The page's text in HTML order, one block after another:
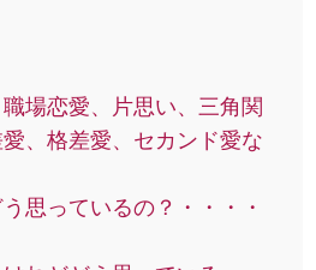
場恋愛、片思い、三角関
、格差愛、セカンド愛な
思っているの？・・・・